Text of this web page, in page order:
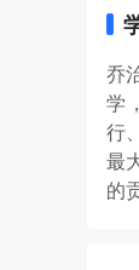
乔
学
行
最
的